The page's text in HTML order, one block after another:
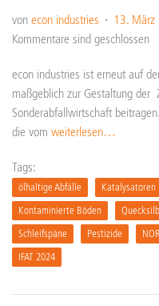
von econ industries 13.
Kommentare sind geschlossen
econ industries ist erneut auf
maßgeblich zur Gestaltung der
Sonderabfallwirtschaft
die vom weiterlesen…
Tags:
ölhaltige Abfälle Katalysatoren
Kontaminierte Böden
Schleifspäne
Pestizide
IFAT 2024